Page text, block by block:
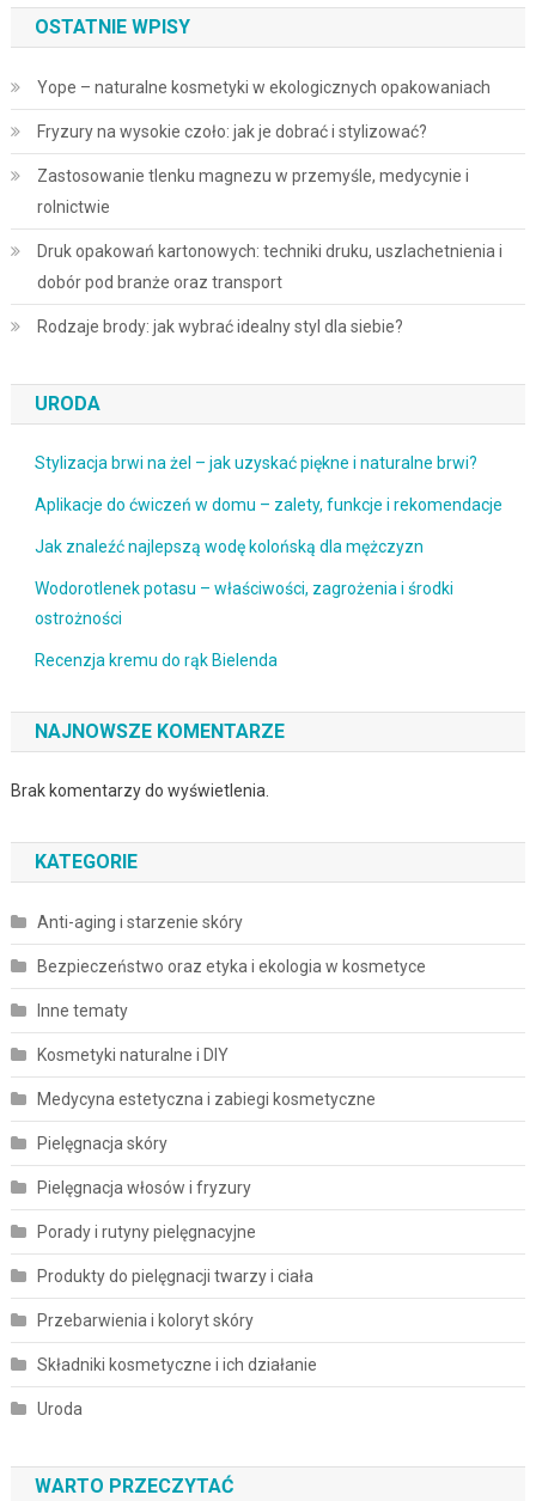
OSTATNIE WPISY
Yope – naturalne kosmetyki w ekologicznych opakowaniach
Fryzury na wysokie czoło: jak je dobrać i stylizować?
Zastosowanie tlenku magnezu w przemyśle, medycynie i
rolnictwie
Druk opakowań kartonowych: techniki druku, uszlachetnienia i
dobór pod branże oraz transport
Rodzaje brody: jak wybrać idealny styl dla siebie?
URODA
Stylizacja brwi na żel – jak uzyskać piękne i naturalne brwi?
Aplikacje do ćwiczeń w domu – zalety, funkcje i rekomendacje
Jak znaleźć najlepszą wodę kolońską dla mężczyzn
Wodorotlenek potasu – właściwości, zagrożenia i środki
ostrożności
Recenzja kremu do rąk Bielenda
NAJNOWSZE KOMENTARZE
Brak komentarzy do wyświetlenia.
KATEGORIE
Anti-aging i starzenie skóry
Bezpieczeństwo oraz etyka i ekologia w kosmetyce
Inne tematy
Kosmetyki naturalne i DIY
Medycyna estetyczna i zabiegi kosmetyczne
Pielęgnacja skóry
Pielęgnacja włosów i fryzury
Porady i rutyny pielęgnacyjne
Produkty do pielęgnacji twarzy i ciała
Przebarwienia i koloryt skóry
Składniki kosmetyczne i ich działanie
Uroda
WARTO PRZECZYTAĆ